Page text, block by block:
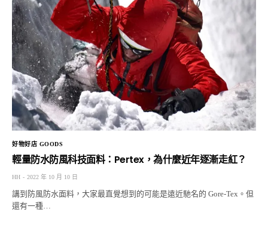
好物好店 GOODS
輕量防水防風科技面料：Pertex，為什麼近年逐漸走紅？
HH 2022 年 10 月 10 日
講到防風防水面料，大家最直覺想到的可能是遠近馳名的 Gore-Tex。但
還有一種…